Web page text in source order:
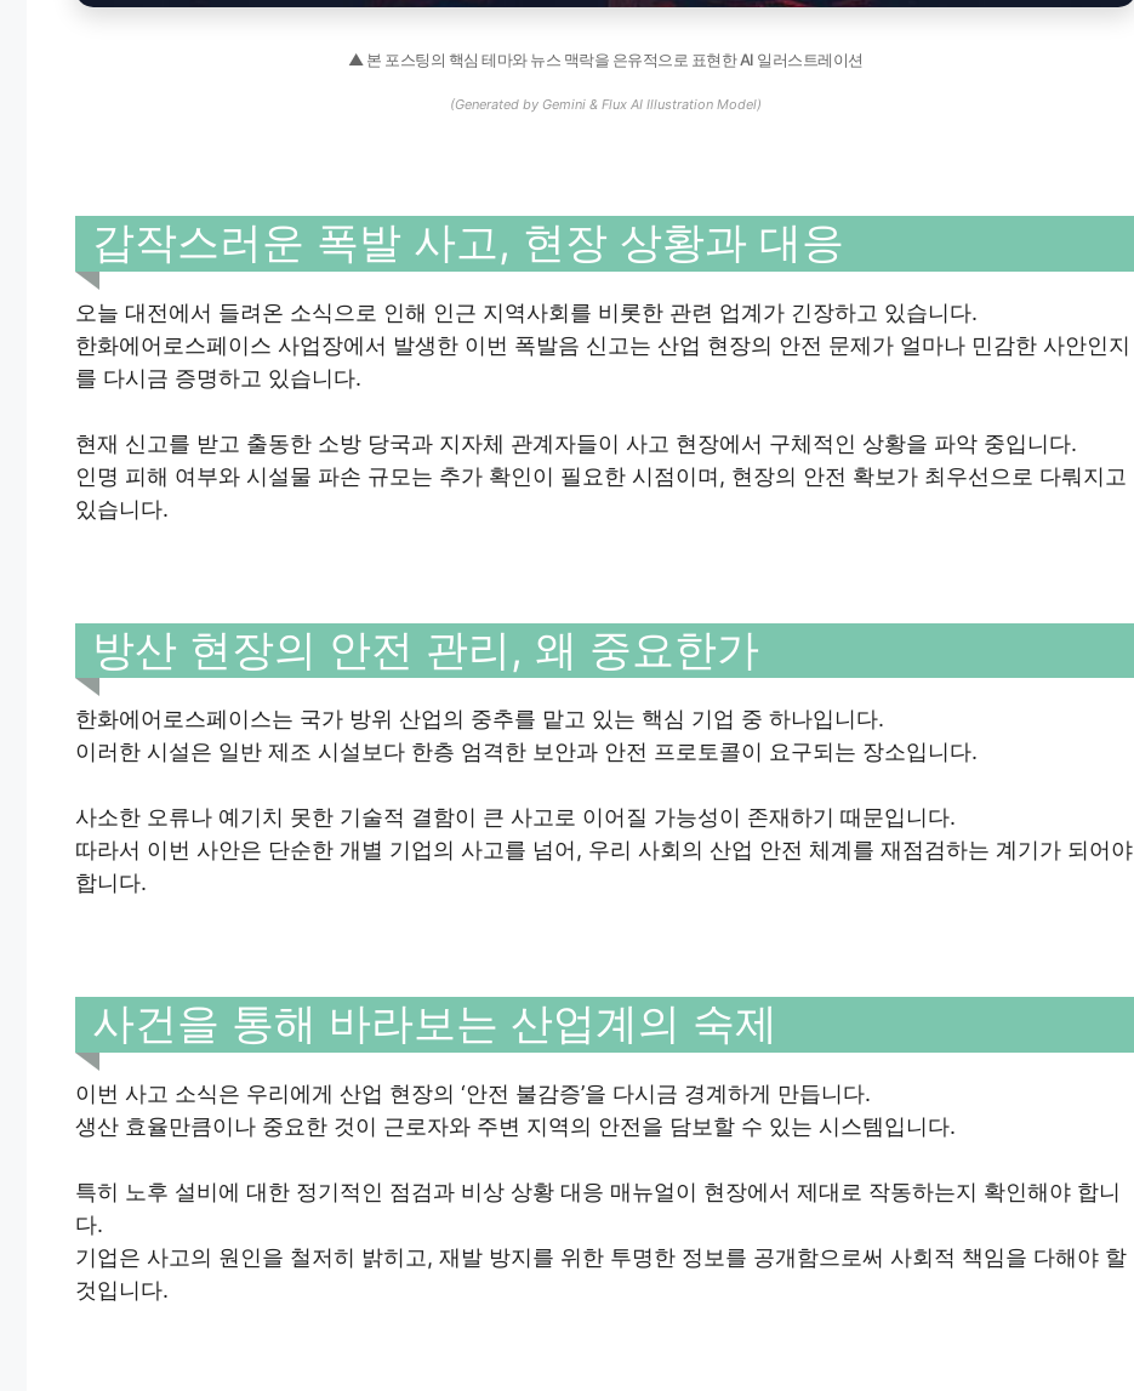
▲ 본 포스팅의 핵심 테마와 뉴스 맥락을 은유적으로 표현한 AI 일러스트레이션
(Generated by Gemini & Flux AI Illustration Model)
갑작스러운 폭발 사고, 현장 상황과 대응
오늘 대전에서 들려온 소식으로 인해 인근 지역사회를 비롯한 관련 업계가 긴장하고 있습니다.
한화에어로스페이스 사업장에서 발생한 이번 폭발음 신고는 산업 현장의 안전 문제가 얼마나 민감한 사안인지
를 다시금 증명하고 있습니다.
현재 신고를 받고 출동한 소방 당국과 지자체 관계자들이 사고 현장에서 구체적인 상황을 파악 중입니다.
인명 피해 여부와 시설물 파손 규모는 추가 확인이 필요한 시점이며, 현장의 안전 확보가 최우선으로 다뤄지고
있습니다.
방산 현장의 안전 관리, 왜 중요한가
한화에어로스페이스는 국가 방위 산업의 중추를 맡고 있는 핵심 기업 중 하나입니다.
이러한 시설은 일반 제조 시설보다 한층 엄격한 보안과 안전 프로토콜이 요구되는 장소입니다.
사소한 오류나 예기치 못한 기술적 결함이 큰 사고로 이어질 가능성이 존재하기 때문입니다.
따라서 이번 사안은 단순한 개별 기업의 사고를 넘어, 우리 사회의 산업 안전 체계를 재점검하는 계기가 되어야
합니다.
사건을 통해 바라보는 산업계의 숙제
이번 사고 소식은 우리에게 산업 현장의 ‘안전 불감증’을 다시금 경계하게 만듭니다.
생산 효율만큼이나 중요한 것이 근로자와 주변 지역의 안전을 담보할 수 있는 시스템입니다.
특히 노후 설비에 대한 정기적인 점검과 비상 상황 대응 매뉴얼이 현장에서 제대로 작동하는지 확인해야 합니
다.
기업은 사고의 원인을 철저히 밝히고, 재발 방지를 위한 투명한 정보를 공개함으로써 사회적 책임을 다해야 할
것입니다.